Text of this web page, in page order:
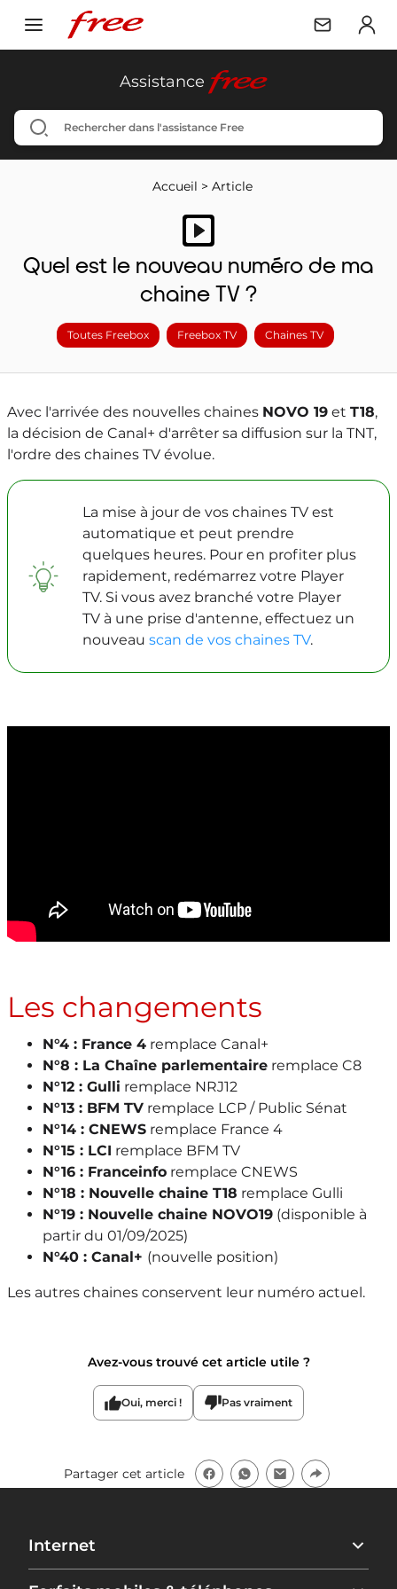
Assistance free
Accueil > Article
Quel est le nouveau numéro de ma
chaine TV ?
Toutes Freebox Freebox TV Chaines TV
Avec l'arrivée des nouvelles chaines NOVO 19 etT18,
la décision de Canal+ d'arrêter sa diffusion sur la TNT,
l'ordre des chaines TV évolue.
La mise à jour de vos chaines TV est
automatique et peut prendre
quelques heures. Pour en profiter plus
rapidement, redémarrez votre Player
TV. Si vous avez branché votre Player
TV à une prise d'antenne, effectuez un
nouveauscan de vos chaines TV.
Les changements
N°4 : France 4 remplace Canal+
N°8 : La Chaîne parlementaire remplace C8
N°12 : Gulli remplace NRJ12
N°13 : BFM TV remplace LCP / Public Sénat
N°14 : CNEWS remplace France 4
N°15 : LCI remplace BFM TV
N°16 : Franceinfo remplace CNEWS
N°18 : Nouvelle chaine T18 remplace Gulli
N°19 : Nouvelle chaine NOVO19 (disponible à
partir du 01/09/2025)
N°40 : Canal+ (nouvelle position)
Les autres chaines conservent leur numéro actuel.
Avez-vous trouvé cet article utile ?
Oui, merci ! Pas vraiment
Partager cet article
Internet